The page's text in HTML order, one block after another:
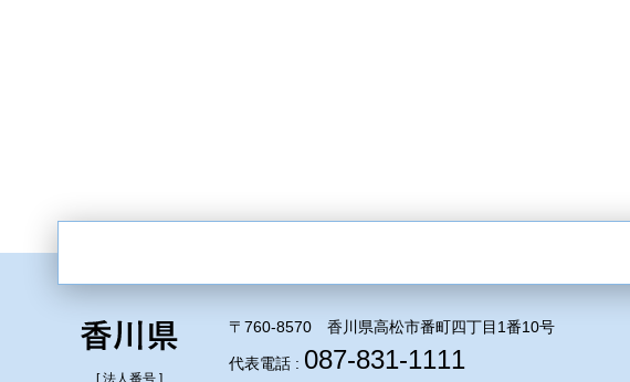
[ 法人番号 ]
〒760-8570 香川県高松市番町四丁目1番10号
代表電話 : 087-831-1111